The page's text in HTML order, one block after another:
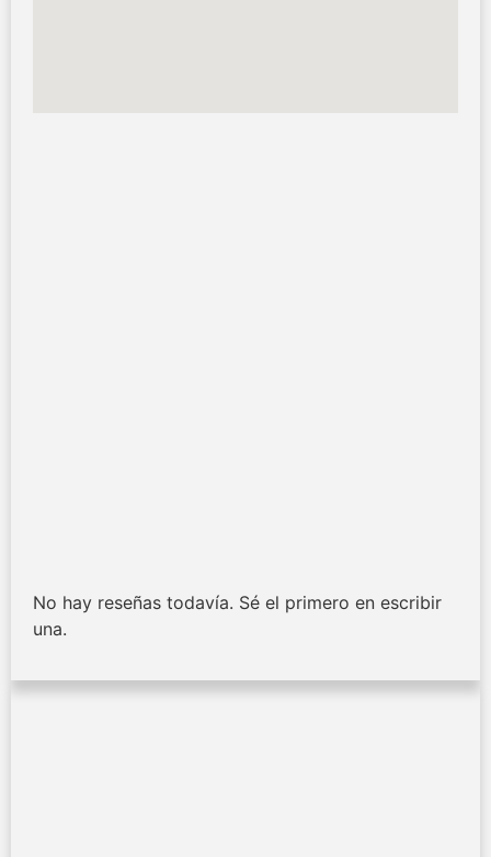
No hay reseñas todavía. Sé el primero en escribir
una.